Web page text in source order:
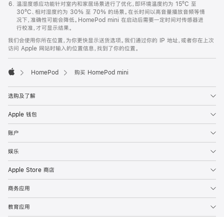
温湿度感应功能针对室内和家居场景进行了优化，即环境温度约为 15ºC 至
30ºC、相对湿度约为 30% 至 70% 的场景。在长时间以高音量播放音频等情
况下，准确性可能会降低。HomePod mini 在启动后需要一定时间对传感器进
行校准，才可显示结果。
我们会使用你所在位置，为你更快显示送货选项。我们通过你的 IP 地址，或者你在上次
访问 Apple 网站时输入的位置信息，找到了你的位置。
HomePod 购买 HomePod mini
选购及了解
Apple 钱包
账户
娱乐
Apple Store 商店
商务应用
教育应用